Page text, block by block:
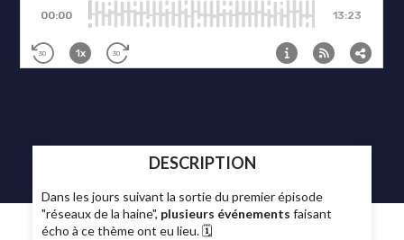
DESCRIPTION
Dans les jours suivant la sortie du premier épisode
"réseaux de la haine", plusieurs événements faisant
écho à ce thème ont eu lieu. 🗓